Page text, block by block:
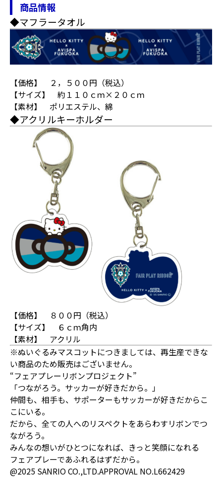
商品情報
◆マフラータオル
【価格】 ２，５００円（税込）
【サイズ】 約１１０ｃｍ×２０ｃｍ
【素材】 ポリエステル、綿
◆アクリルキーホルダー
【価格】 ８００円（税込）
【サイズ】 ６ｃｍ角内
【素材】 アクリル
※ぬいぐるみマスコットにつきましては、再生産できな
い商品のため販売はございません。
“フェアプレーリボンプロジェクト”
「つながろう。サッカーが好きだから。」
仲間も、相手も、サポーターもサッカーが好きだからこ
こにいる。
だから、全ての人へのリスペクトをあらわすリボンでつ
ながろう。
みんなの想いがひとつになれば、きっと笑顔になれる
フェアプレーであふれるはずだから。
@2025 SANRIO CO.,LTD.APPROVAL NO.L662429